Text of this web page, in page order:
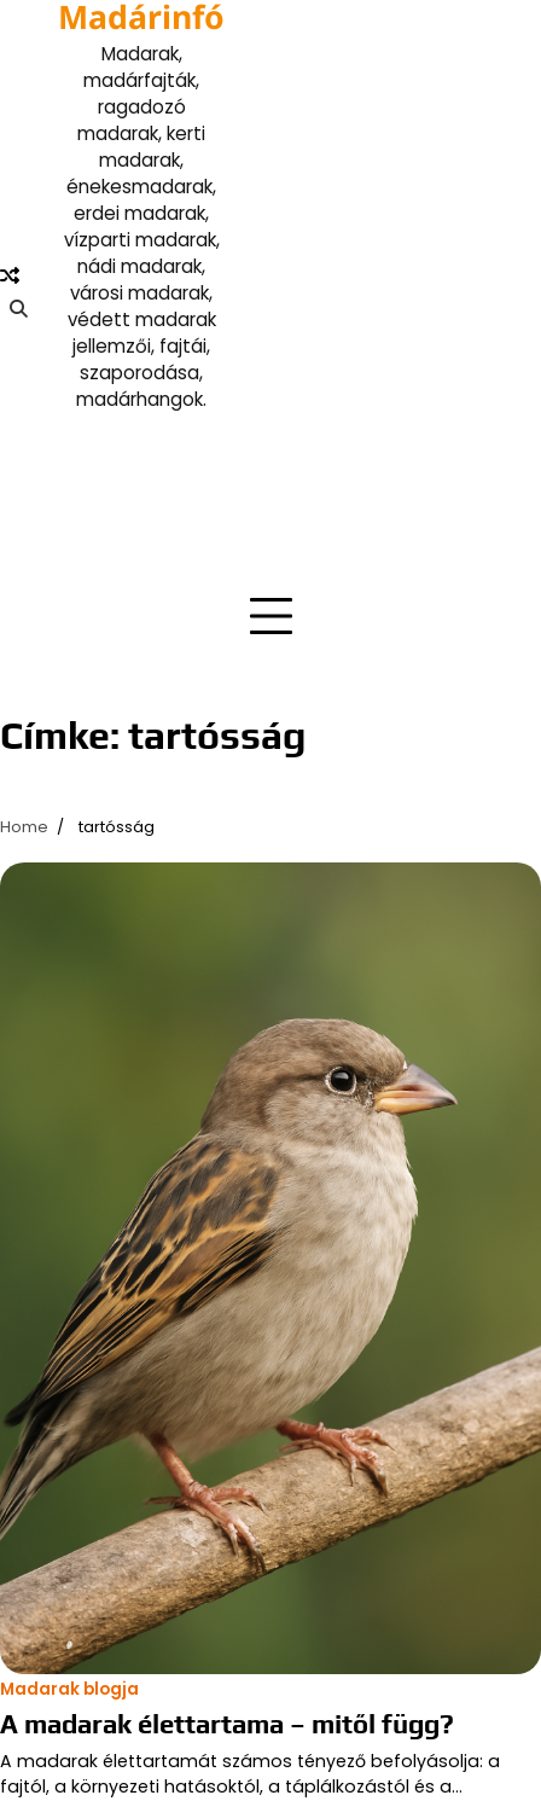
Madárinfó
Madarak,
madárfajták,
ragadozó
madarak, kerti
madarak,
énekesmadarak,
erdei madarak,
vízparti madarak,
nádi madarak,
városi madarak,
védett madarak
jellemzői, fajtái,
szaporodása,
madárhangok.
Címke: tartósság
Home tartósság
Madarak blogja
A madarak élettartama – mitől függ?
A madarak élettartamát számos tényező befolyásolja: a
fajtól, a környezeti hatásoktól, a táplálkozástól és a…